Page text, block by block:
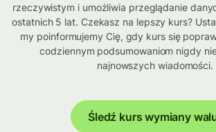
rzeczywistym i umożliwia przeglądanie
ostatnich 5 lat. Czekasz na lepszy kurs?
my poinformujemy Cię, gdy kurs się
codziennym podsumowaniom nigdy
najnowszych wiadomości.
Śledź kurs wymiany